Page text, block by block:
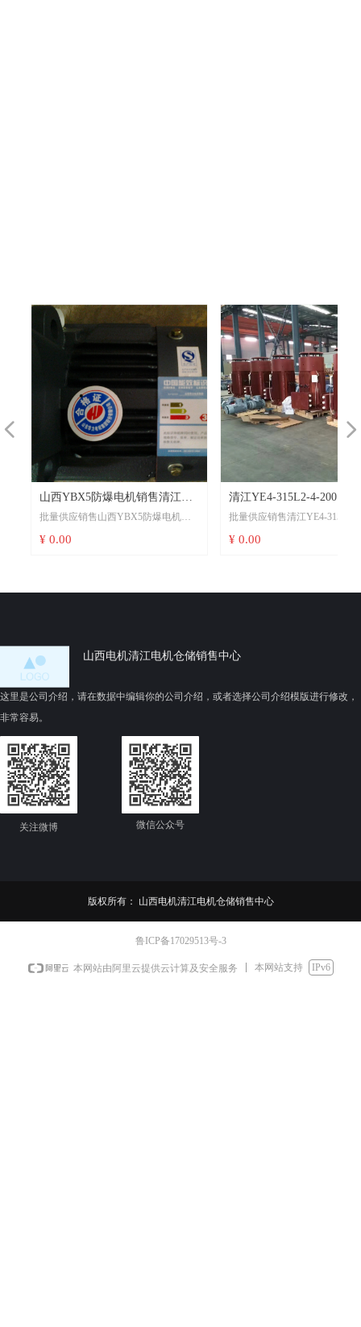
山西YBX5防爆电机销售清江
YBX5一级能效电动机可以互换
替代国标安装尺寸
批量供应销售山西YBX5防爆电机销
售清江YBX5一级能效电动机可以互
清江YBX5更成熟14。
验证要点：采购时务必核对防爆标志
（如ExdIIBT4Gb）、IP防护等级
（IP55为标配）、F级绝缘及第三方节
能认证证书721。
¥ 0.00
清江YE4-315L2-4-200电机
售山西YE4电机货期一个周
同守信用
批量供应销售清江YE4-315L2-4-
机@销售山西YE4电机货期一个
¥ 0.00
넳 넲
版权所有： 山西电机清江电机仓储销售中心
这里是公司介绍，请在数据中编辑你的公司介绍，或者选择公司介绍模版进行修改，
非常容易。
山西电机清江电机仓储销售中心
微信公众号
关注微博
鲁ICP备17029513号-3
本网站由阿里云提供云计算及安全服务 本网站支持 IPv6